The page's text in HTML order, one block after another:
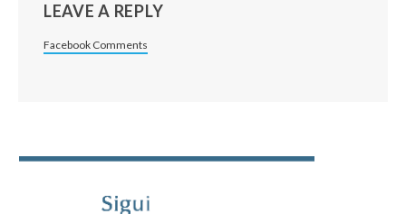
LEAVE A REPLY
Facebook Comments